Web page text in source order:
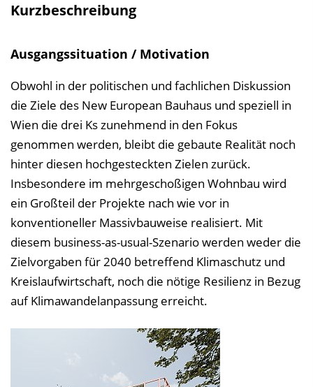
n
i
n
d
Kurzbeschreibung
Ausgangssituation / Motivation
Obwohl in der politischen und fachlichen Diskussion
die Ziele des New European Bauhaus und speziell in
Wien die drei Ks zunehmend in den Fokus
genommen werden, bleibt die gebaute Realität noch
hinter diesen hochgesteckten Zielen zurück.
Insbesondere im mehrgeschoßigen Wohnbau wird
ein Großteil der Projekte nach wie vor in
konventioneller Massivbauweise realisiert. Mit
diesem business-as-usual-Szenario werden weder die
Zielvorgaben für 2040 betreffend Klimaschutz und
Kreislaufwirtschaft, noch die nötige Resilienz in Bezug
auf Klimawandelanpassung erreicht.